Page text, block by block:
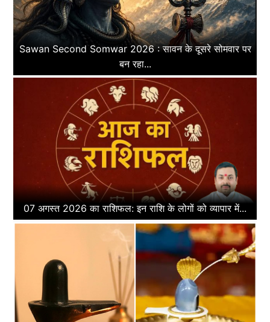
Sawan Second Somwar 2026 : सावन के दूसरे सोमवार पर
बन रहा...
07 अगस्त 2026 का राशिफल: इन राशि के लोगों को व्यापार में...